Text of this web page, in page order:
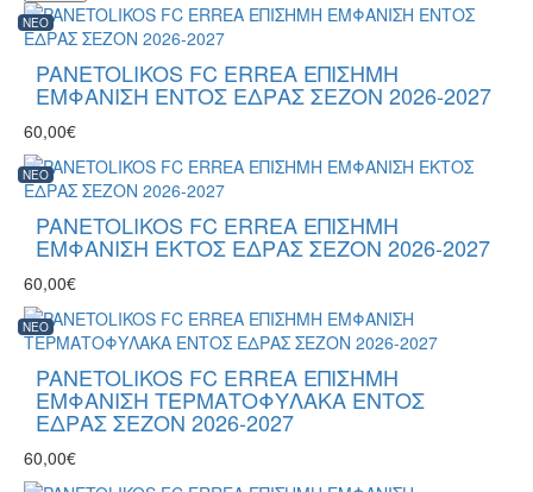
NEO
PANETOLIKOS FC ERREA ΕΠΙΣΗΜΗ
ΕΜΦΑΝΙΣΗ ΕΝΤΟΣ ΕΔΡΑΣ ΣΕΖΟΝ 2026-2027
60,00€
NEO
PANETOLIKOS FC ERREA ΕΠΙΣΗΜΗ
ΕΜΦΑΝΙΣΗ ΕΚΤΟΣ ΕΔΡΑΣ ΣΕΖΟΝ 2026-2027
60,00€
NEO
PANETOLIKOS FC ERREA ΕΠΙΣΗΜΗ
ΕΜΦΑΝΙΣΗ ΤΕΡΜΑΤΟΦΥΛΑΚΑ ΕNΤΟΣ
ΕΔΡΑΣ ΣΕΖΟΝ 2026-2027
60,00€